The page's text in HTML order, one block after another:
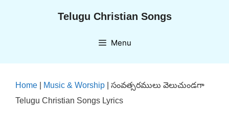
Telugu Christian Songs
Menu
Home Music & Worship
సంవత్సరములు వెలుచుండగా
Telugu Christian Songs Lyrics